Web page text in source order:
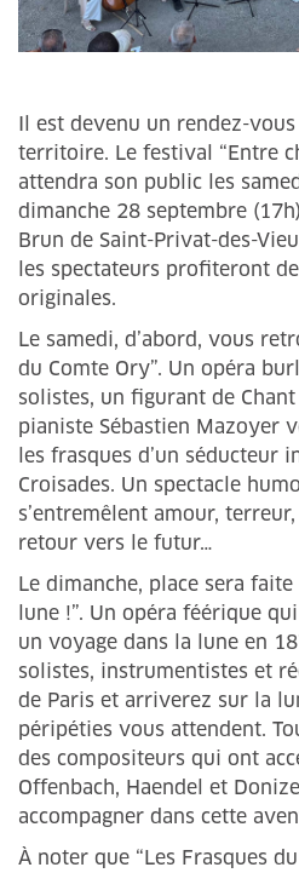
Il est devenu un rendez-
territoire. Le festival “Entre
attendra son public les
dimanche 28 septembre
Brun de Saint-Privat-des-
les spectateurs profiteront
originales.
Le samedi, d’abord, vous
du Comte Ory”. Un opéra
solistes, un figurant de
pianiste Sébastien Mazoyer
les frasques d’un séducteur
Croisades. Un spectacle
s’entremêlent amour,
retour vers le futur…
Le dimanche, place sera
lune !”. Un opéra féérique
un voyage dans la lune en
solistes, instrumentistes et
de Paris et arriverez sur la
péripéties vous attendent.
des compositeurs qui ont
Offenbach, Haendel et
accompagner dans cette
À noter que “Les Frasques